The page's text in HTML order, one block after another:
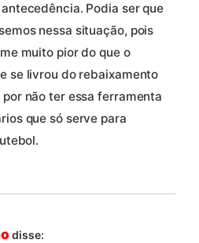
Podia ser que
nessa situação, pois
muito pior do que o
se livrou do rebaixamento
não ter essa ferramenta
que só serve para
disse: